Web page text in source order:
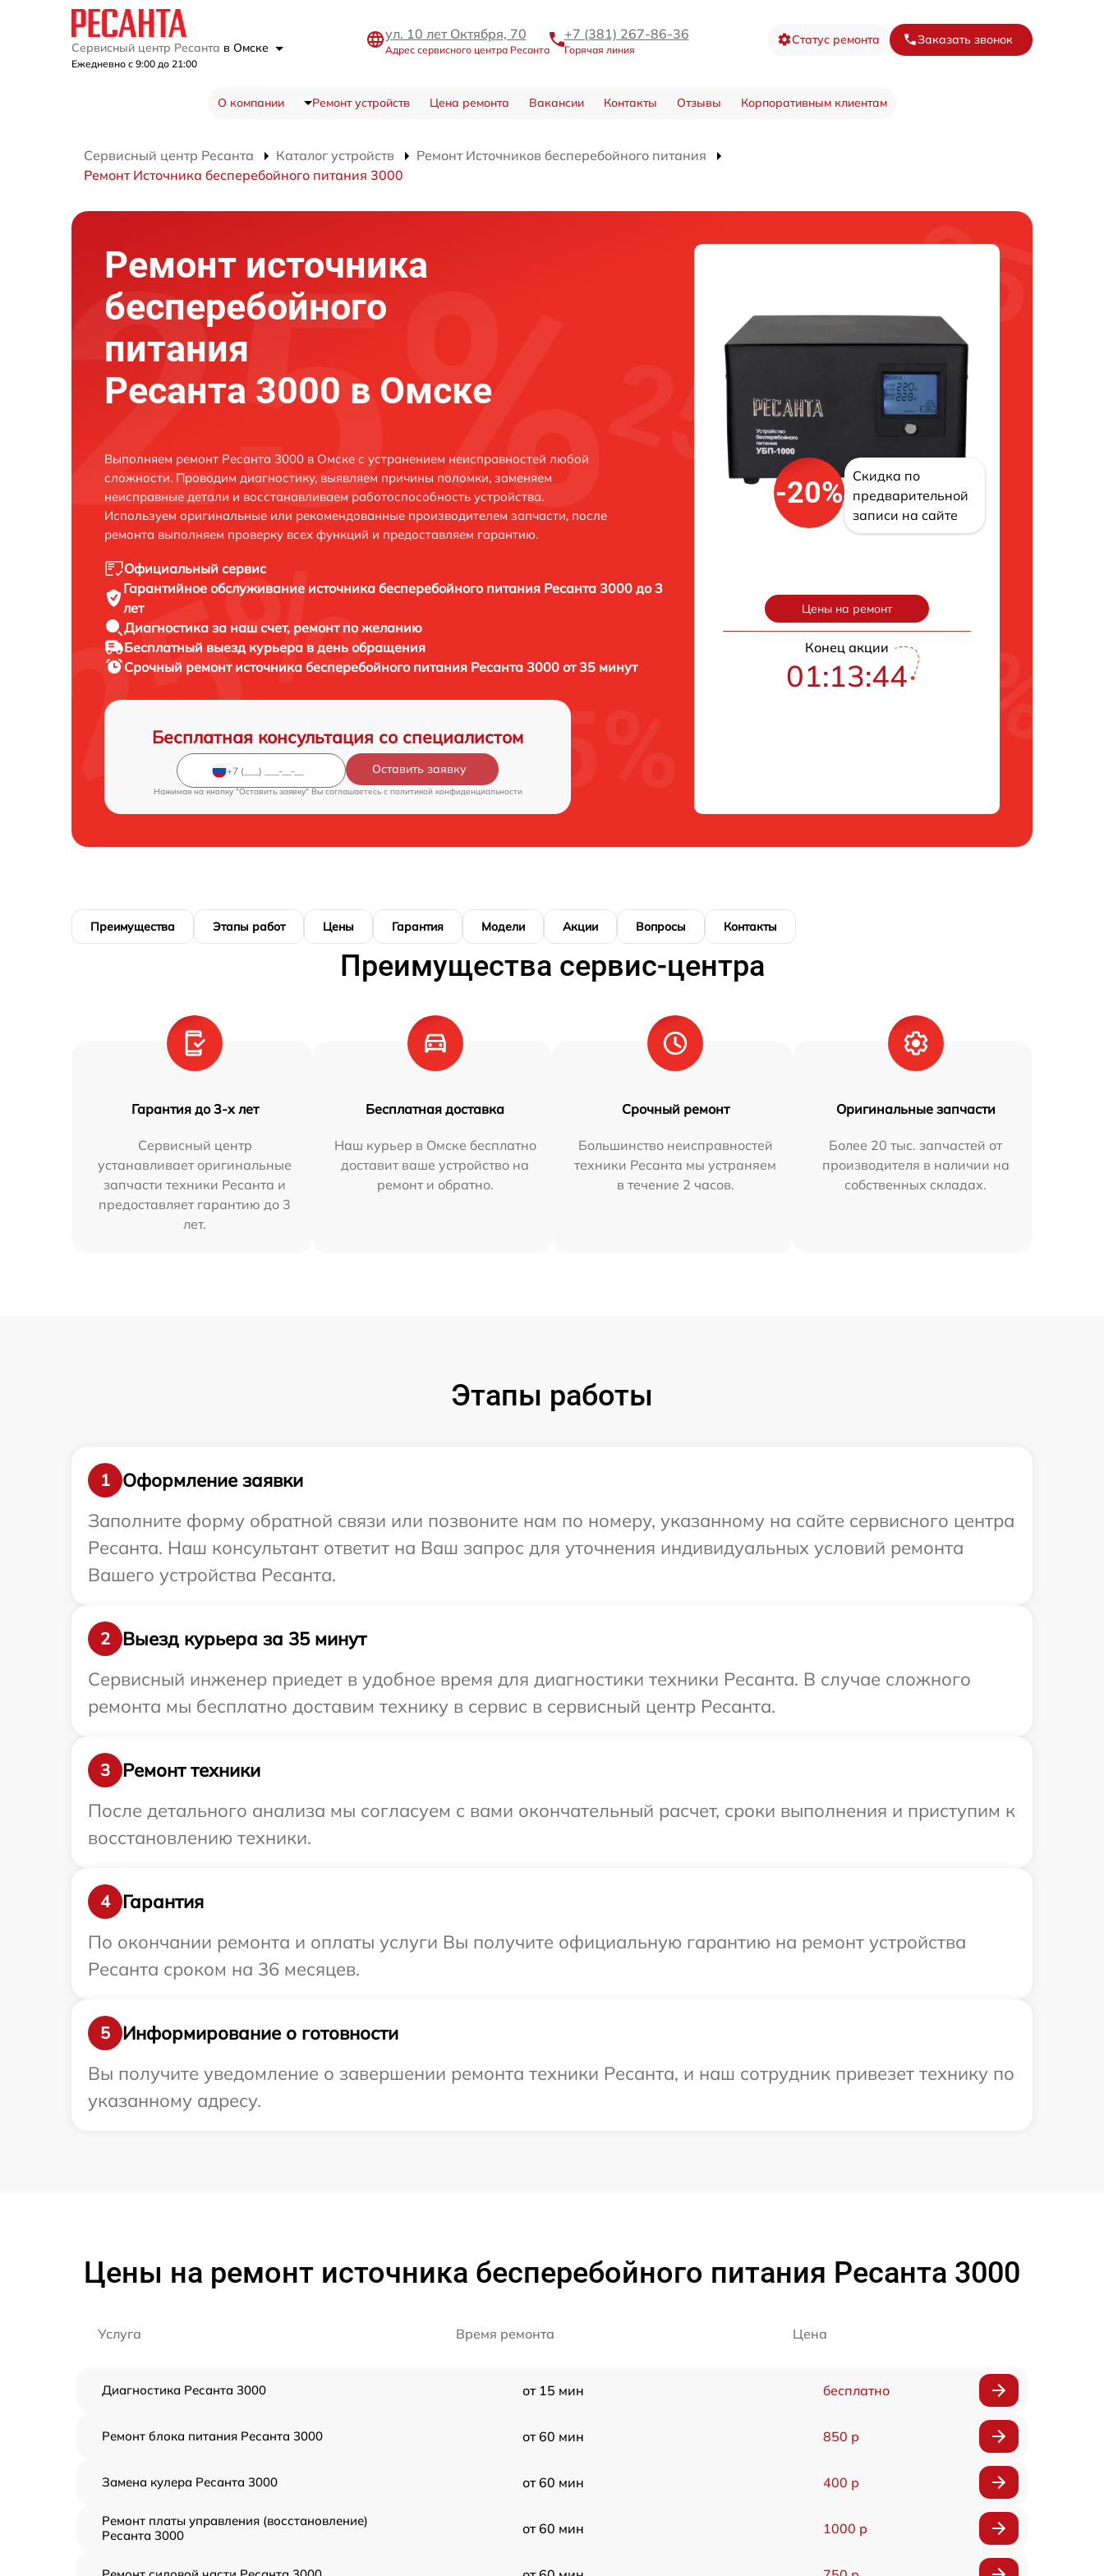
Сервисный центр Ресанта в Омске
Ежедневно с 9:00 до 21:00
ул. 10 лет Октября, 70
Адрес сервисного центра Ресанта
+7 (381) 267-86-36
Горячая линия
Статус ремонта Заказать звонок
О компании Ремонт устройств Цена ремонта Вакансии Контакты Отзывы Корпоративным клиентам
Сервисный центр Ресанта Каталог устройств
Ремонт Источников бесперебойного питания
Ремонт Источника бесперебойного питания 3000
Ремонт источника
бесперебойного
питания
Ресанта 3000 в Омске
Выполняем ремонт Ресанта 3000 в Омске с устранением неисправностей любой
сложности. Проводим диагностику, выявляем причины поломки, заменяем
неисправные детали и восстанавливаем работоспособность устройства.
Используем оригинальные или рекомендованные производителем запчасти, после
ремонта выполняем проверку всех функций и предоставляем гарантию.
Официальный сервис
Гарантийное обслуживание источника бесперебойного питания Ресанта 3000 до 3
лет
Диагностика за наш счет, ремонт по желанию
Бесплатный выезд курьера в день обращения
Срочный ремонт источника бесперебойного питания Ресанта 3000 от 35 минут
Бесплатная консультация со специалистом
Оставить заявку
Нажимая на кнопку "Оставить заявку" Вы соглашаетесь c политикой конфиденциальности
-20%
Скидка по
предварительной
записи на сайте
Цены на ремонт
Конец акции
01:13:43
Преимущества Этапы работ Цены Гарантия Модели Акции Вопросы Контакты
Преимущества сервис-центра
Гарантия до 3-х лет
Сервисный центр
устанавливает оригинальные
запчасти техники Ресанта и
предоставляет гарантию до 3
лет.
Бесплатная доставка
Наш курьер в Омске бесплатно
доставит ваше устройство на
ремонт и обратно.
Срочный ремонт
Большинство неисправностей
техники Ресанта мы устраняем
в течение 2 часов.
Оригинальные запчасти
Более 20 тыс. запчастей от
производителя в наличии на
собственных складах.
Этапы работы
1
Оформление заявки
Заполните форму обратной связи или позвоните нам по номеру, указанному на сайте сервисного центра
Ресанта. Наш консультант ответит на Ваш запрос для уточнения индивидуальных условий ремонта
Вашего устройства Ресанта.
2
Выезд курьера за 35 минут
Сервисный инженер приедет в удобное время для диагностики техники Ресанта. В случае сложного
ремонта мы бесплатно доставим технику в сервис в сервисный центр Ресанта.
3
Ремонт техники
После детального анализа мы согласуем с вами окончательный расчет, сроки выполнения и приступим к
восстановлению техники.
4
Гарантия
По окончании ремонта и оплаты услуги Вы получите официальную гарантию на ремонт устройства
Ресанта сроком на 36 месяцев.
5
Информирование о готовности
Вы получите уведомление о завершении ремонта техники Ресанта, и наш сотрудник привезет технику по
указанному адресу.
Цены на ремонт источника бесперебойного питания Ресанта 3000
Услуга Время ремонта Цена
Диагностика Ресанта 3000 от 15 мин бесплатно
Ремонт блока питания Ресанта 3000 от 60 мин 850 р
Замена кулера Ресанта 3000 от 60 мин 400 р
Ремонт платы управления (восстановление)
Ресанта 3000
от 60 мин 1000 р